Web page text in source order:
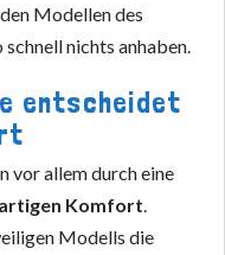
Modellen des
nichts anhaben.
entscheidet
vor allem durch eine
Komfort
Modells die